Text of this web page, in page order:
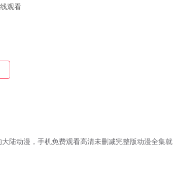
观看
陆动漫，手机免费观看高清未删减完整版动漫全集就